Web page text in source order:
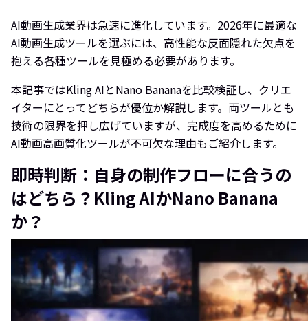
AI動画生成業界は急速に進化しています。2026年に最適な
AI動画生成ツールを選ぶには、高性能な反面隠れた欠点を
抱える各種ツールを見極める必要があります。
本記事ではKling AIとNano Bananaを比較検証し、クリエ
イターにとってどちらが優位か解説します。両ツールとも
技術の限界を押し広げていますが、完成度を高めるために
AI動画高画質化ツールが不可欠な理由もご紹介します。
即時判断：自身の制作フローに合うの
はどちら？Kling AIかNano Banana
か？